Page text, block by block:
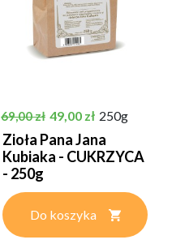
Cena podstawowa
69,00 zł Cena
49,00 zł 250g
Zioła Pana Jana
Kubiaka - CUKRZYCA
- 250g
Do koszyka